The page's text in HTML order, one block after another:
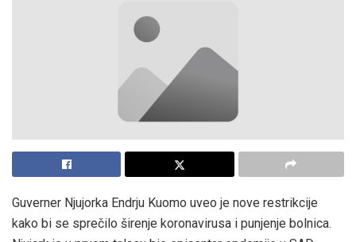
Guverner Njujorka Endrju Kuomo uveo je nove restrikcije
kako bi se sprečilo širenje koronavirusa i punjenje bolnica.